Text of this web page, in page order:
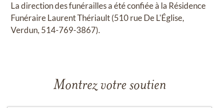
La direction des funérailles a été confiée à la Résidence
Funéraire Laurent Thériault (510 rue De L'Église,
Verdun, 514-769-3867).
Montrez votre soutien